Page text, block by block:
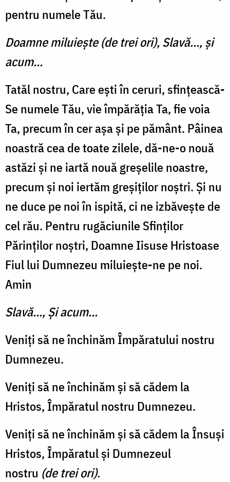
pentru numele Tău.
Doamne miluiește (de trei ori), Slavă..., și
acum...
Tatăl nostru, Care ești în ceruri, sfin­țească-
Se numele Tău, vie împărăția Ta, fie voia
Ta, precum în cer așa și pe pă­mânt. Pâinea
noastră cea de toate zilele, dă-ne-o nouă
astăzi și ne iartă nouă greșelile noastre,
precum și noi iertăm greșiților noș­tri. Și nu
ne duce pe noi în ispită, ci ne izbă­vește de
cel rău. Pentru rugăciunile Sfinților
Părinților noștri, Doamne Iisuse Hristoase
Fiul lui Dumnezeu miluiește-ne pe noi.
Amin
Slavă..., Și acum...
Veniți să ne închinăm Împăratului nos­tru
Dumnezeu.
Veniți să ne închi­năm și să cădem la
Hristos, Împăratul nostru Dumnezeu.
Veniți să ne închinăm și să că­dem la Însuși
Hristos, Împăratul și Dumne­zeul
nostru (de trei ori).